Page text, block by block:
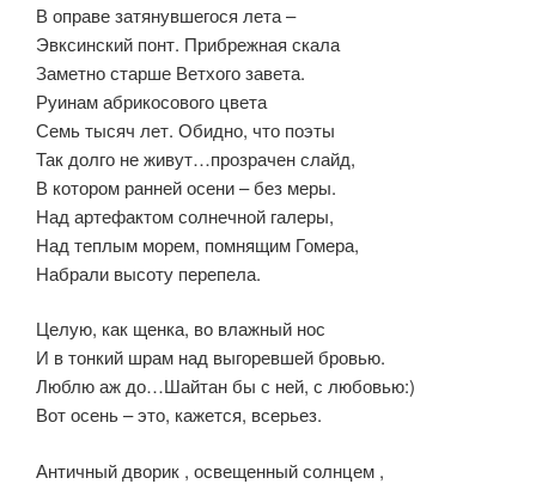
В оправе затянувшегося лета –
Эвксинский понт. Прибрежная скала
Заметно старше Ветхого завета.
Руинам абрикосового цвета
Семь тысяч лет. Обидно, что поэты
Так долго не живут…прозрачен слайд,
В котором ранней осени – без меры.
Над артефактом солнечной галеры,
Над теплым морем, помнящим Гомера,
Набрали высоту перепела.
Целую, как щенка, во влажный нос
И в тонкий шрам над выгоревшей бровью.
Люблю аж до…Шайтан бы с ней, с любовью:)
Вот осень – это, кажется, всерьез.
Античный дворик , освещенный солнцем ,